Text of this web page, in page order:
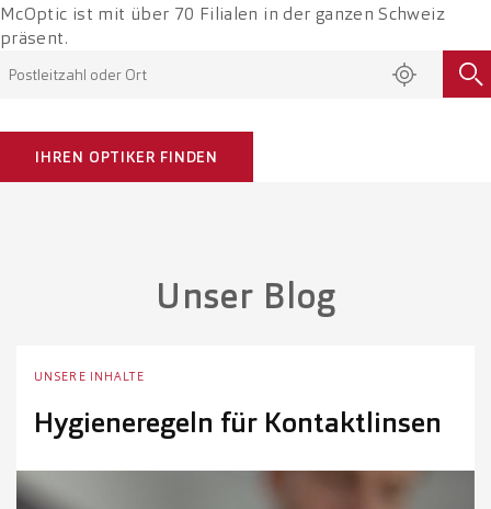
McOptic ist mit über 70 Filialen in der ganzen Schweiz
präsent.
IHREN OPTIKER FINDEN
Unser Blog
UNSERE INHALTE
Hygieneregeln für Kontaktlinsen